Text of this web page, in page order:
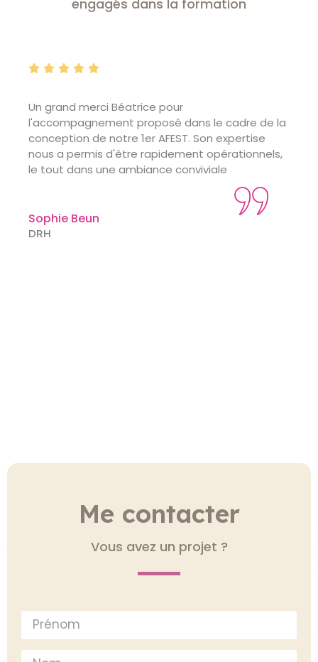
engagés dans la formation
dans le cadre de la
Son expertise
opérationnels,
J'ai eu l'immense plaisir de
Béatrice sur des thématiques telles
Comment animer une formation en
Ecriture de parcours de
d'énergie, pédagogue [...] elle sait
équipes en formation. C'est un
Me contacter
Vous avez un projet ?